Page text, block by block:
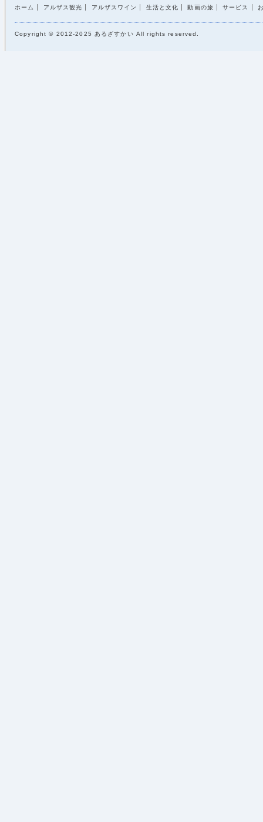
ホーム アルザス観光 アルザスワイン 生活と文化 動画の旅 サービス
Copyright © 2012-2025 あるざすかい All rights reserved.